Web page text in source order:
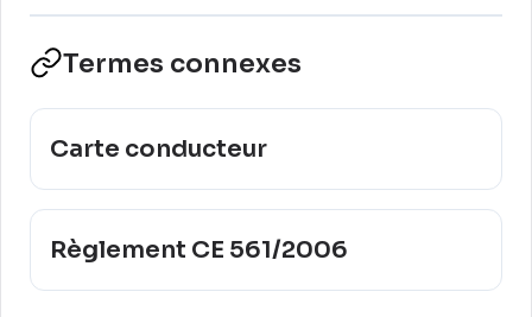
Termes connexes
Carte conducteur
Règlement CE 561/2006